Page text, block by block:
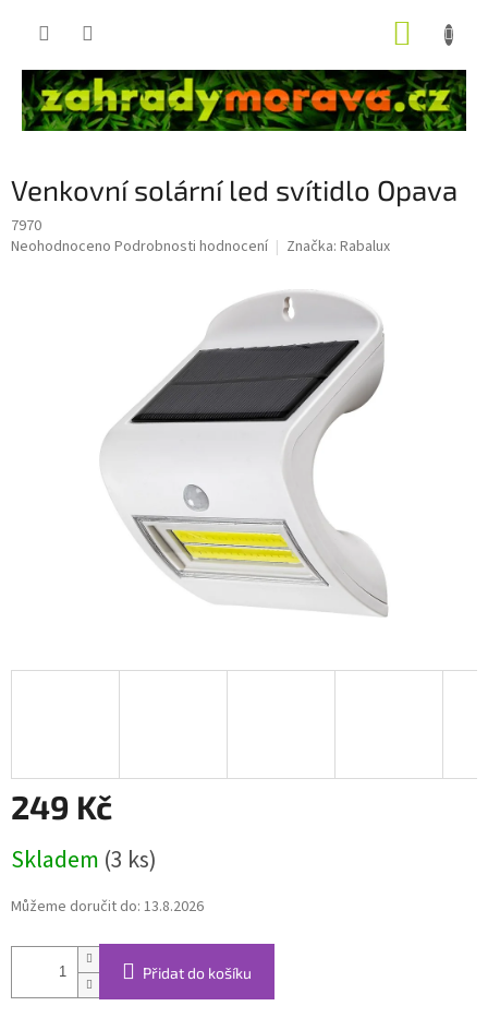
Venkovní solární led svítidlo Opava
7970
Průměrné
Neohodnoceno Podrobnosti hodnocení Značka: Rabalux
249 Kč
cena:
Skladem (3 ks)
Můžeme doručit do: 13.8.2026
Přidat do košíku